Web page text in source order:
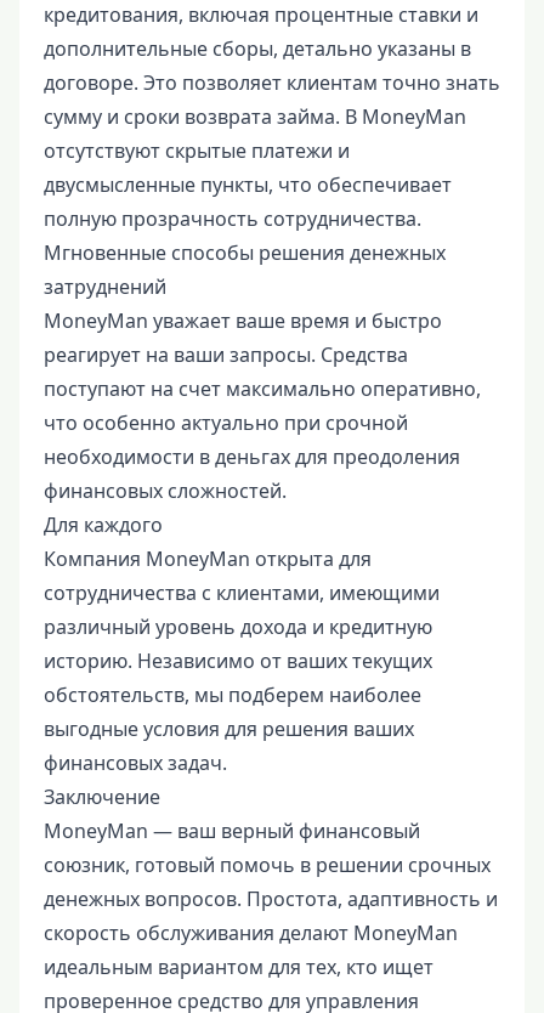
кредитования, включая процентные ставки и
дополнительные сборы, детально указаны в
договоре. Это позволяет клиентам точно знать
сумму и сроки возврата займа. В MoneyMan
отсутствуют скрытые платежи и
двусмысленные пункты, что обеспечивает
полную прозрачность сотрудничества.
Мгновенные способы решения денежных
затруднений
MoneyMan уважает ваше время и быстро
реагирует на ваши запросы. Средства
поступают на счет максимально оперативно,
что особенно актуально при срочной
необходимости в деньгах для преодоления
финансовых сложностей.
Для каждого
Компания MoneyMan открыта для
сотрудничества с клиентами, имеющими
различный уровень дохода и кредитную
историю. Независимо от ваших текущих
обстоятельств, мы подберем наиболее
выгодные условия для решения ваших
финансовых задач.
Заключение
MoneyMan — ваш верный финансовый
союзник, готовый помочь в решении срочных
денежных вопросов. Простота, адаптивность и
скорость обслуживания делают MoneyMan
идеальным вариантом для тех, кто ищет
проверенное средство для управления